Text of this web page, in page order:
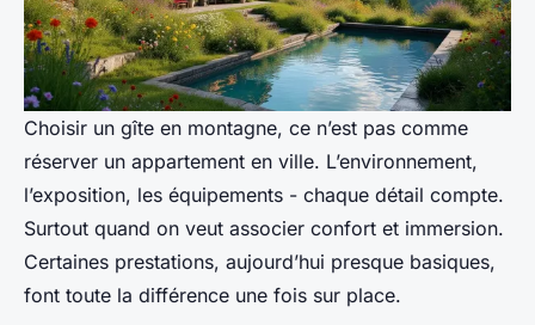
Choisir un gîte en montagne, ce n’est pas comme
réserver un appartement en ville. L’environnement,
l’exposition, les équipements - chaque détail compte.
Surtout quand on veut associer confort et immersion.
Certaines prestations, aujourd’hui presque basiques,
font toute la différence une fois sur place.